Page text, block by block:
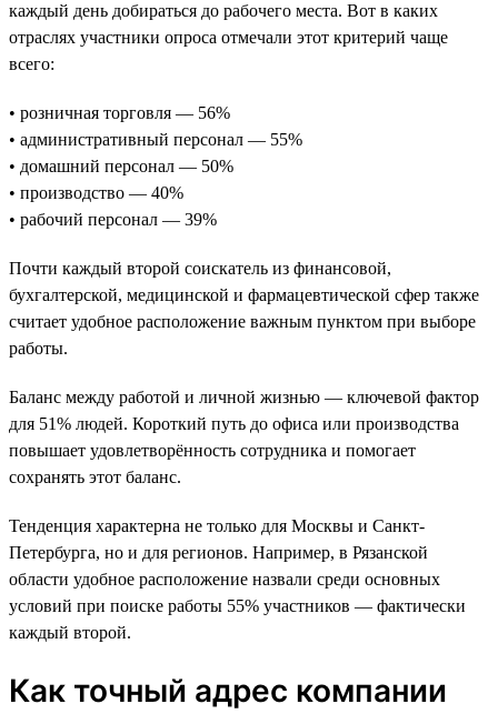
каждый день добираться до рабочего места. Вот в каких
отраслях участники опроса отмечали этот критерий чаще
всего:
• розничная торговля — 56%
• административный персонал — 55%
• домашний персонал — 50%
• производство — 40%
• рабочий персонал — 39%
Почти каждый второй соискатель из финансовой,
бухгалтерской, медицинской и фармацевтической сфер также
считает удобное расположение важным пунктом при выборе
работы.
Баланс между работой и личной жизнью — ключевой фактор
для 51% людей. Короткий путь до офиса или производства
повышает удовлетворённость сотрудника и помогает
сохранять этот баланс.
Тенденция характерна не только для Москвы и Санкт-
Петербурга, но и для регионов. Например, в Рязанской
области удобное расположение назвали среди основных
условий при поиске работы 55% участников — фактически
каждый второй.
Как точный адрес компании